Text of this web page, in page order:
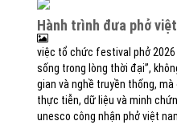
hành trình đưa phở
việc tổ chức festival phở 2026
sống trong lòng thời đại”,
gian và nghề truyền thống,
thực tiễn, dữ liệu và minh
unesco công nhận phở việt